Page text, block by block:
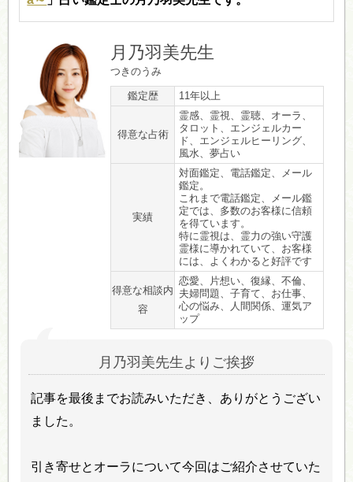
月乃羽美先生
つきのうみ
鑑定歴 11年以上
得意な占術
霊感、霊視、霊聴、オーラ、
タロット、エンジェルカー
ド、エンジェルヒーリング、
風水、夢占い
実績
対面鑑定、電話鑑定、メール
鑑定。
これまで電話鑑定、メール鑑
定では、多数のお客様に信頼
を得ています。
特に霊視は、霊力の強い守護
霊様に導かれていて、お客様
には、よくわかると好評です
得意な相談内
容
恋愛、片想い、復縁、不倫、
夫婦問題、子育て、お仕事、
心の悩み、人間関係、運気ア
ップ
月乃羽美先生よりご挨拶
記事を最後までお読みいただき、ありがとうござい
ました。
引き寄せとオーラについて今回はご紹介させていた